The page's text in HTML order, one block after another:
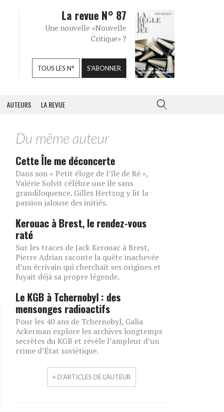
La revue N° 87
Une nouvelle «Nouvelle
Critique» ?
TOUS LES N° S'ABONNER
AUTEURS LA REVUE
Du même auteur
Cette Île me déconcerte
Dans son « Petit éloge de l’île de Ré »,
Valérie Solvit célèbre une île sans
grandiloquence. Gilles Hertzog y lit la
passion jalouse des initiés.
Kerouac à Brest, le rendez-vous
raté
Sur les traces de Jack Kerouac à Brest,
Pierre Adrian raconte la quête inachevée
d’un écrivain qui cherchait ses origines et
fuyait déjà sa propre légende.
Le KGB à Tchernobyl : des
mensonges radioactifs
Pour les 40 ans de Tchernobyl, Galia
Ackerman explore les archives longtemps
secrètes du KGB et révèle l’ampleur d’un
crime d’État soviétique.
+ D'ARTICLES DE L'AUTEUR